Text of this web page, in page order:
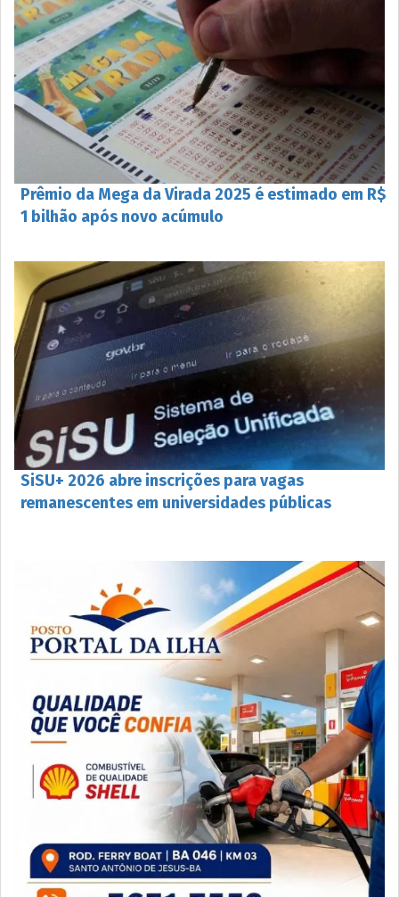
Prêmio da Mega da Virada 2025 é estimado em R$
1 bilhão após novo acúmulo
SiSU+ 2026 abre inscrições para vagas
remanescentes em universidades públicas